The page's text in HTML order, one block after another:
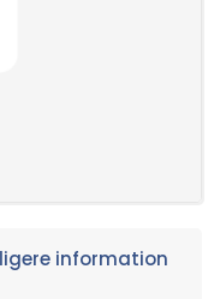
information